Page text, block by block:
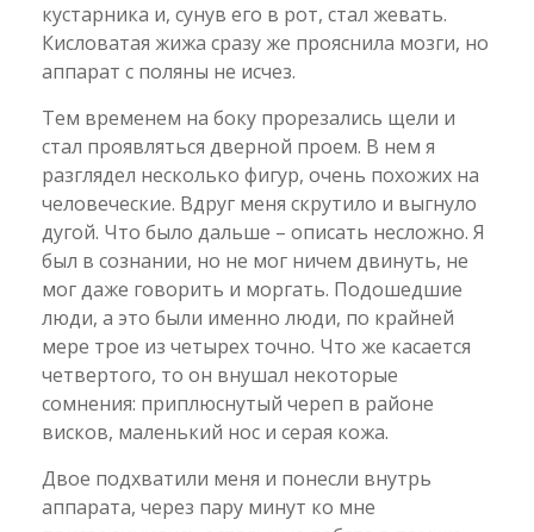
кустарника и, сунув его в рот, стал жевать.
Кисловатая жижа сразу же прояснила мозги, но
аппарат с поляны не исчез.
Тем временем на боку прорезались щели и
стал проявляться дверной проем. В нем я
разглядел несколько фигур, очень похожих на
человеческие. Вдруг меня скрутило и выгнуло
дугой. Что было дальше – описать несложно. Я
был в сознании, но не мог ничем двинуть, не
мог даже говорить и моргать. Подошедшие
люди, а это были именно люди, по крайней
мере трое из четырех точно. Что же касается
четвертого, то он внушал некоторые
сомнения: приплюснутый череп в районе
висков, маленький нос и серая кожа.
Двое подхватили меня и понесли внутрь
аппарата, через пару минут ко мне